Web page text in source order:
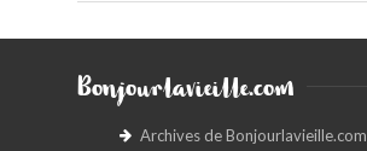
Bonjourlavieille.com
Archives de Bonjourlavieille.com